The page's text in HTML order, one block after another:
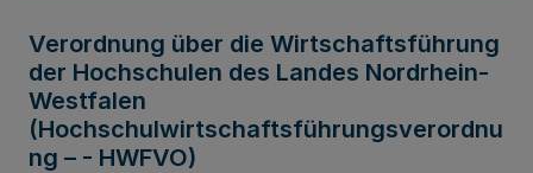
Verordnung über die Wirtschaftsführung
der Hochschulen des Landes Nordrhein-
Westfalen
(Hochschulwirtschaftsführungsverordnu
ng – - HWFVO)